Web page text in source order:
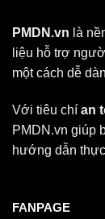
PMDN.vn là
liệu hỗ trợ
một cách dễ
Với tiêu chí an
PMDN.vn giúp
hướng dẫn
FANPAGE